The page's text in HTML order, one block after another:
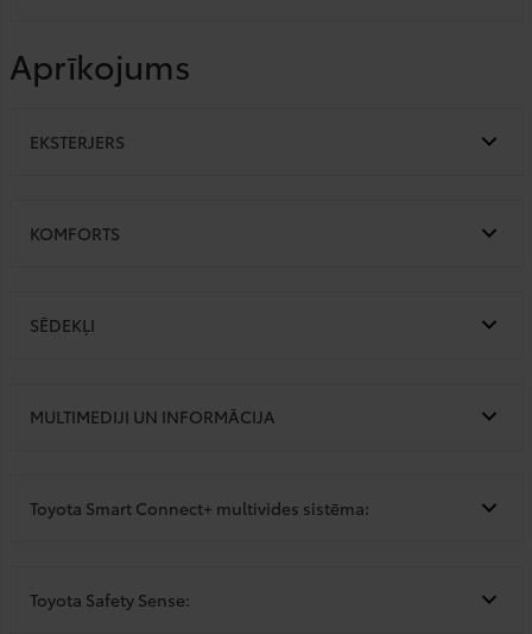
Aprīkojums
EKSTERJERS
KOMFORTS
SĒDEKĻI
MULTIMEDIJI UN INFORMĀCIJA
Toyota Smart Connect+ multivides sistēma:
Toyota Safety Sense: